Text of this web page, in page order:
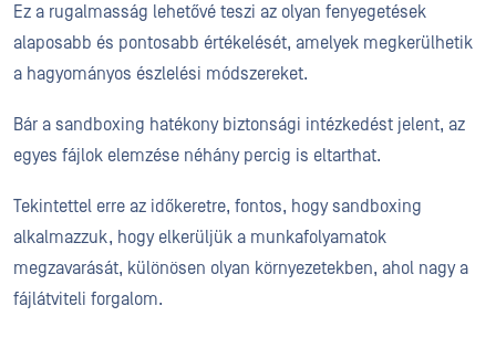
Ez a rugalmasság lehetővé teszi az olyan fenyegetések
alaposabb és pontosabb értékelését, amelyek megkerülhetik
a hagyományos észlelési módszereket.
Bár a sandboxing hatékony biztonsági intézkedést jelent, az
egyes fájlok elemzése néhány percig is eltarthat.
Tekintettel erre az időkeretre, fontos, hogy sandboxing
alkalmazzuk, hogy elkerüljük a munkafolyamatok
megzavarását, különösen olyan környezetekben, ahol nagy a
fájlátviteli forgalom.